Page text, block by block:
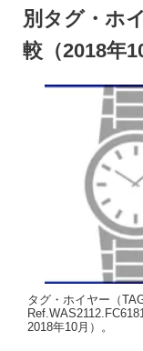
別タグ・ホ
較（2018年
タグ・ホイヤー（
2018年10月）。